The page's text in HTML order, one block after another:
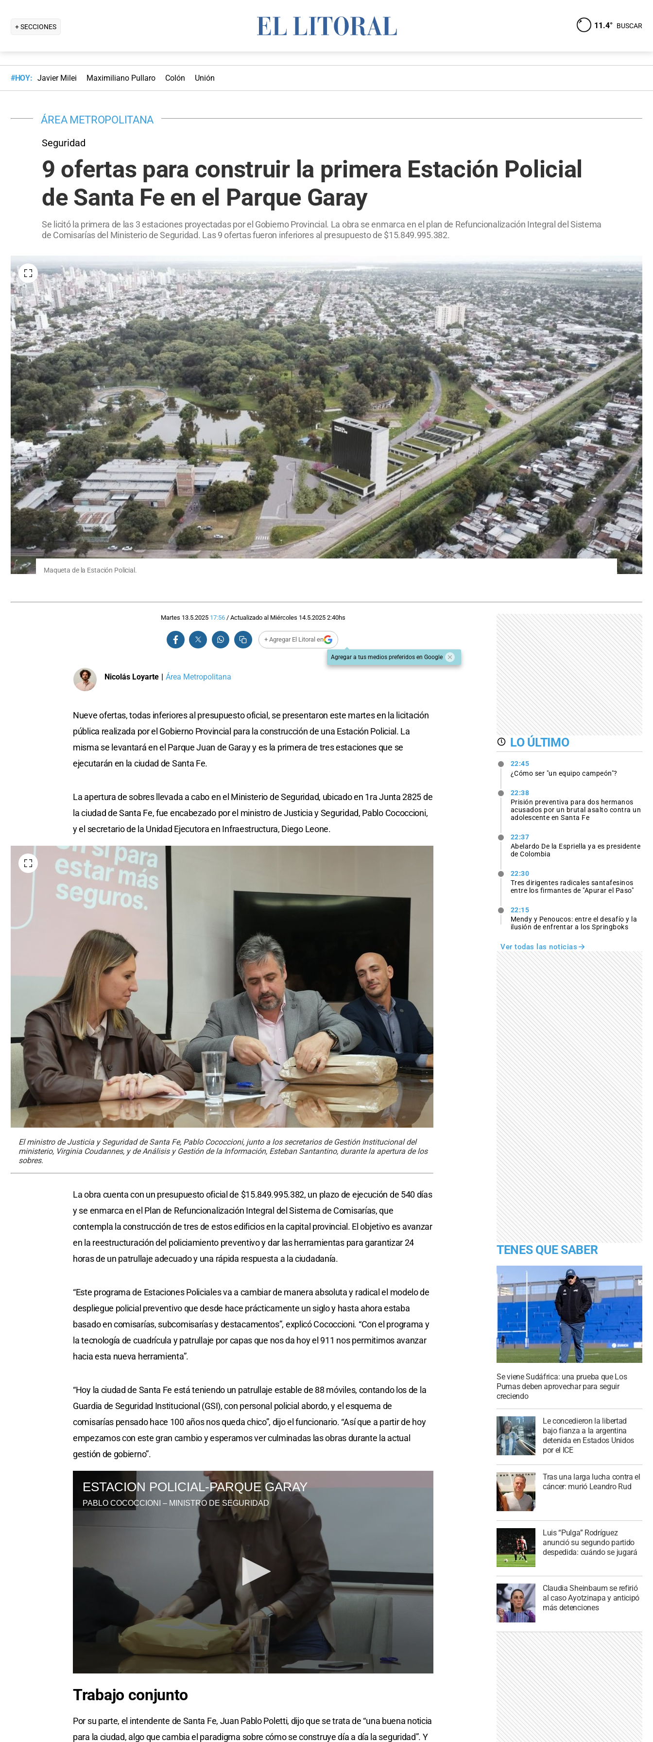
+ SECCIONES 11.4° BUSCAR
#HOY: Javier Milei Maximiliano Pullaro Colón Unión
ÁREA METROPOLITANA
Seguridad
9 ofertas para construir la primera Estación Policial
de Santa Fe en el Parque Garay
Se licitó la primera de las 3 estaciones proyectadas por el Gobierno Provincial. La obra se enmarca en el plan de Refuncionalización Integral del Sistema
de Comisarías del Ministerio de Seguridad. Las 9 ofertas fueron inferiores al presupuesto de $15.849.995.382.
Maqueta de la Estación Policial.
Martes 13.5.2025 17:56 / Actualizado al Miércoles 14.5.2025 2:40hs
+ Agregar El Litoral en
Agregar a tus medios preferidos en Google
Nicolás Loyarte | Área Metropolitana
Nueve ofertas, todas inferiores al presupuesto oficial, se presentaron este martes en la licitación
pública realizada por el Gobierno Provincial para la construcción de una Estación Policial. La
misma se levantará en el Parque Juan de Garay y es la primera de tres estaciones que se
ejecutarán en la ciudad de Santa Fe.
La apertura de sobres llevada a cabo en el Ministerio de Seguridad, ubicado en 1ra Junta 2825 de
la ciudad de Santa Fe, fue encabezado por el ministro de Justicia y Seguridad, Pablo Cococcioni,
y el secretario de la Unidad Ejecutora en Infraestructura, Diego Leone.
El ministro de Justicia y Seguridad de Santa Fe, Pablo Cococcioni, junto a los secretarios de Gestión Institucional del
ministerio, Virginia Coudannes, y de Análisis y Gestión de la Información, Esteban Santantino, durante la apertura de los
sobres.
La obra cuenta con un presupuesto oficial de $15.849.995.382, un plazo de ejecución de 540 días
y se enmarca en el Plan de Refuncionalización Integral del Sistema de Comisarías, que
contempla la construcción de tres de estos edificios en la capital provincial. El objetivo es avanzar
en la reestructuración del policiamiento preventivo y dar las herramientas para garantizar 24
horas de un patrullaje adecuado y una rápida respuesta a la ciudadanía.
“Este programa de Estaciones Policiales va a cambiar de manera absoluta y radical el modelo de
despliegue policial preventivo que desde hace prácticamente un siglo y hasta ahora estaba
basado en comisarías, subcomisarías y destacamentos”, explicó Cococcioni. “Con el programa y
la tecnología de cuadrícula y patrullaje por capas que nos da hoy el 911 nos permitimos avanzar
hacia esta nueva herramienta”.
“Hoy la ciudad de Santa Fe está teniendo un patrullaje estable de 88 móviles, contando los de la
Guardia de Seguridad Institucional (GSI), con personal policial abordo, y el esquema de
comisarías pensado hace 100 años nos queda chico”, dijo el funcionario. “Así que a partir de hoy
empezamos con este gran cambio y esperamos ver culminadas las obras durante la actual
gestión de gobierno”.
Trabajo conjunto
Por su parte, el intendente de Santa Fe, Juan Pablo Poletti, dijo que se trata de “una buena noticia
para la ciudad, algo que cambia el paradigma sobre cómo se construye día a día la seguridad”. Y
LO ÚLTIMO
22:45
¿Cómo ser "un equipo campeón"?
22:38
Prisión preventiva para dos hermanos
acusados por un brutal asalto contra un
adolescente en Santa Fe
22:37
Abelardo De la Espriella ya es presidente
de Colombia
22:30
Tres dirigentes radicales santafesinos
entre los firmantes de "Apurar el Paso"
22:15
Mendy y Penoucos: entre el desafío y la
ilusión de enfrentar a los Springboks
Ver todas las noticias
TENES QUE SABER
Se viene Sudáfrica: una prueba que Los
Pumas deben aprovechar para seguir
creciendo
Le concedieron la libertad
bajo fianza a la argentina
detenida en Estados Unidos
por el ICE
Tras una larga lucha contra el
cáncer: murió Leandro Rud
Luis “Pulga” Rodríguez
anunció su segundo partido
despedida: cuándo se jugará
Claudia Sheinbaum se refirió
al caso Ayotzinapa y anticipó
más detenciones